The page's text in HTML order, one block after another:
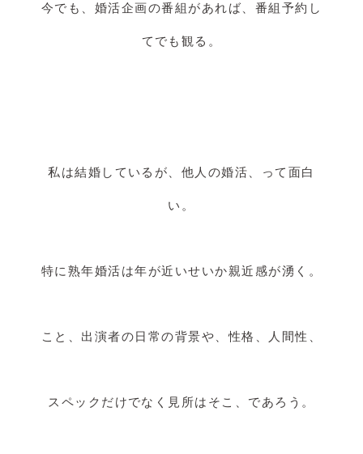
今でも、婚活企画の番組があれば、番組予約し
てでも観る。
私は結婚しているが、他人の婚活、って面白
い。
特に熟年婚活は年が近いせいか親近感が湧く。
こと、出演者の日常の背景や、性格、人間性、
スペックだけでなく見所はそこ、であろう。